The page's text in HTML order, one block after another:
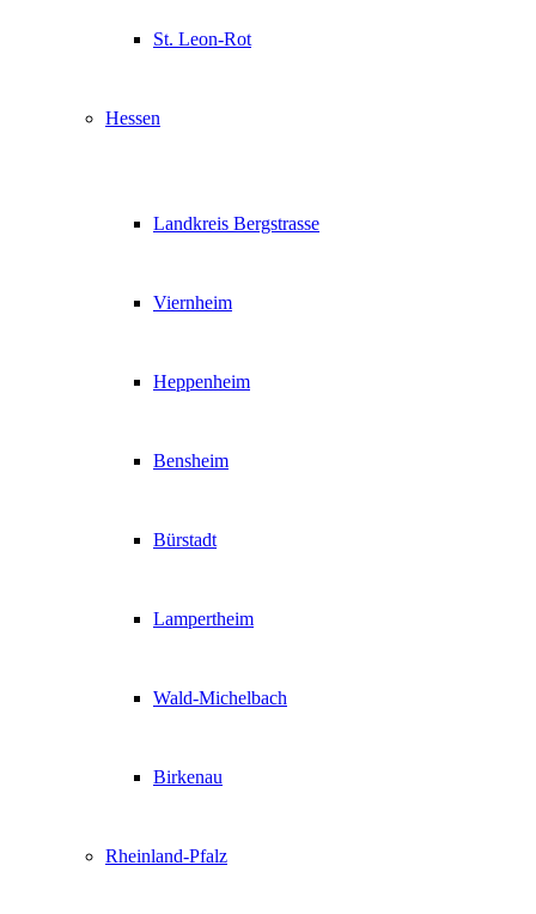
St. Leon-Rot
Hessen
Landkreis Bergstrasse
Viernheim
Heppenheim
Bensheim
Bürstadt
Lampertheim
Wald-Michelbach
Birkenau
Rheinland-Pfalz